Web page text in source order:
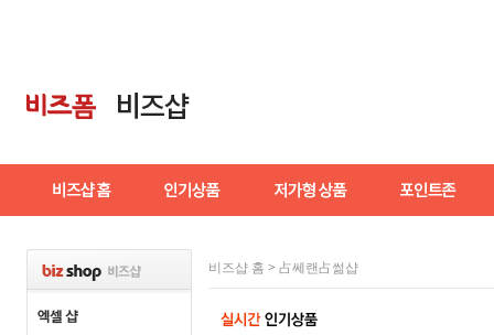
비즈샵 홈 > 占쎄랜占썲샵